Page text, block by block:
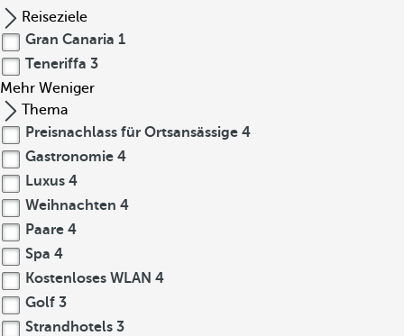
Reiseziele
Gran Canaria 1
Teneriffa 3
Mehr Weniger
Thema
Preisnachlass für Ortsansässige 4
Gastronomie 4
Luxus 4
Weihnachten 4
Paare 4
Spa 4
Kostenloses WLAN 4
Golf 3
Strandhotels 3